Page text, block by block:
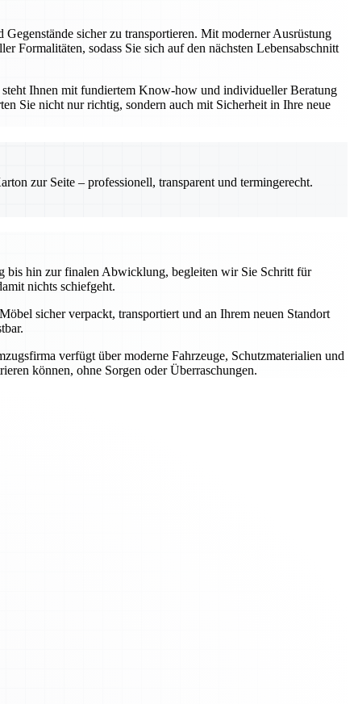
sicher zu transportieren. Mit moderner Ausrüstung
sodass Sie sich auf den nächsten Lebensabschnitt
Ihnen mit fundiertem Know-how und individueller Beratung
Sie nicht nur richtig, sondern auch mit Sicherheit in Ihre neue
zur Seite – professionell, transparent und termingerecht.
bis hin zur finalen Abwicklung, begleiten wir Sie Schritt für
nichts schiefgeht.
sicher verpackt, transportiert und an Ihrem neuen Standort
verfügt über moderne Fahrzeuge, Schutzmaterialien und
können, ohne Sorgen oder Überraschungen.